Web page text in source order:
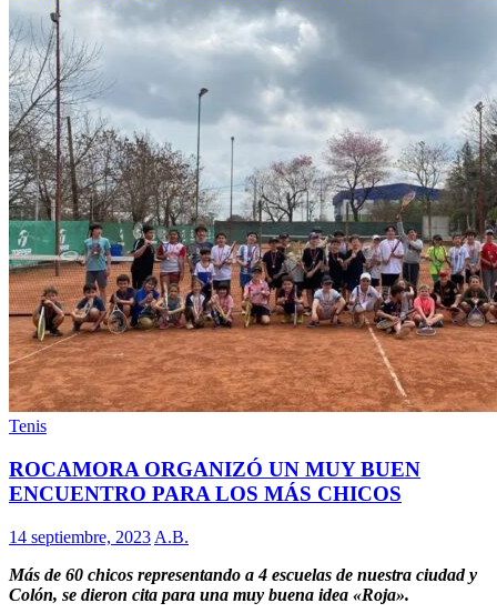
Tenis
ROCAMORA ORGANIZÓ UN MUY BUEN
ENCUENTRO PARA LOS MÁS CHICOS
14 septiembre, 2023 A.B.
Más de 60 chicos representando a 4 escuelas de nuestra ciudad y
Colón, se dieron cita para una muy buena idea «Roja».